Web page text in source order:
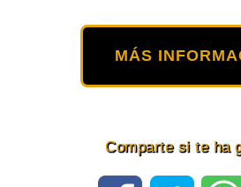
MÁS
Comparte si te ha